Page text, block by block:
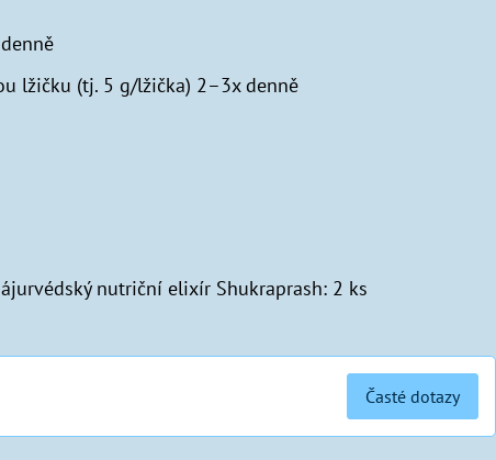
lžičku (tj. 5 g/lžička) 2–3x denně
nutriční elixír Shukraprash: 2 ks
Časté dotazy